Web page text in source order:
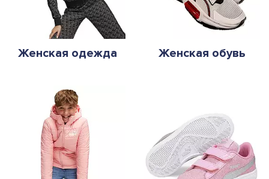
Женская одежда Женская обувь